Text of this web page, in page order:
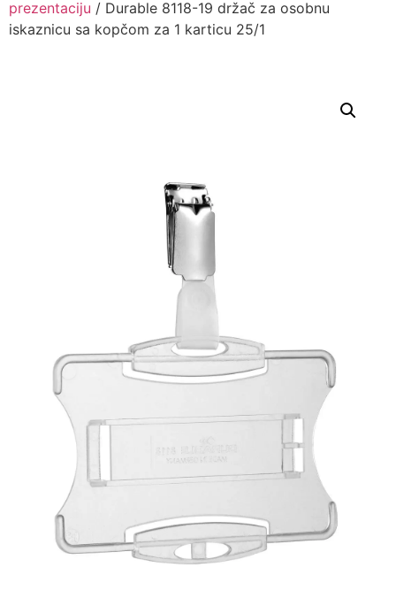
prezentaciju / Durable 8118-19 držač za osobnu
iskaznicu sa kopčom za 1 karticu 25/1